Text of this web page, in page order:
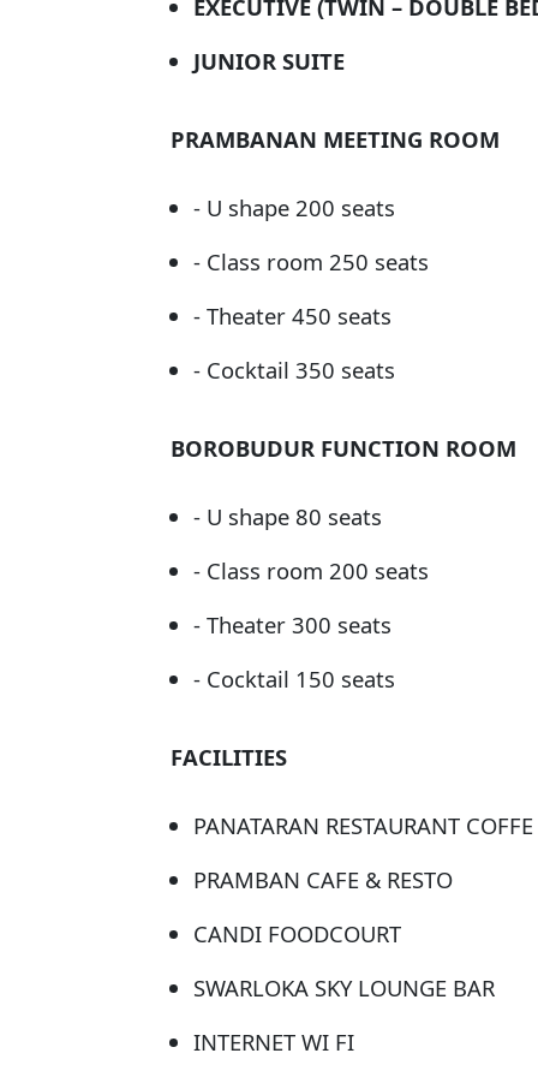
EXECUTIVE (TWIN – DOUBLE
JUNIOR SUITE
PRAMBANAN MEETING ROOM
- U shape 200 seats
- Class room 250 seats
- Theater 450 seats
- Cocktail 350 seats
BOROBUDUR FUNCTION ROOM
- U shape 80 seats
- Class room 200 seats
- Theater 300 seats
- Cocktail 150 seats
FACILITIES
PANATARAN RESTAURANT
PRAMBAN CAFE & RESTO
CANDI FOODCOURT
SWARLOKA SKY LOUNGE BAR
INTERNET WI FI